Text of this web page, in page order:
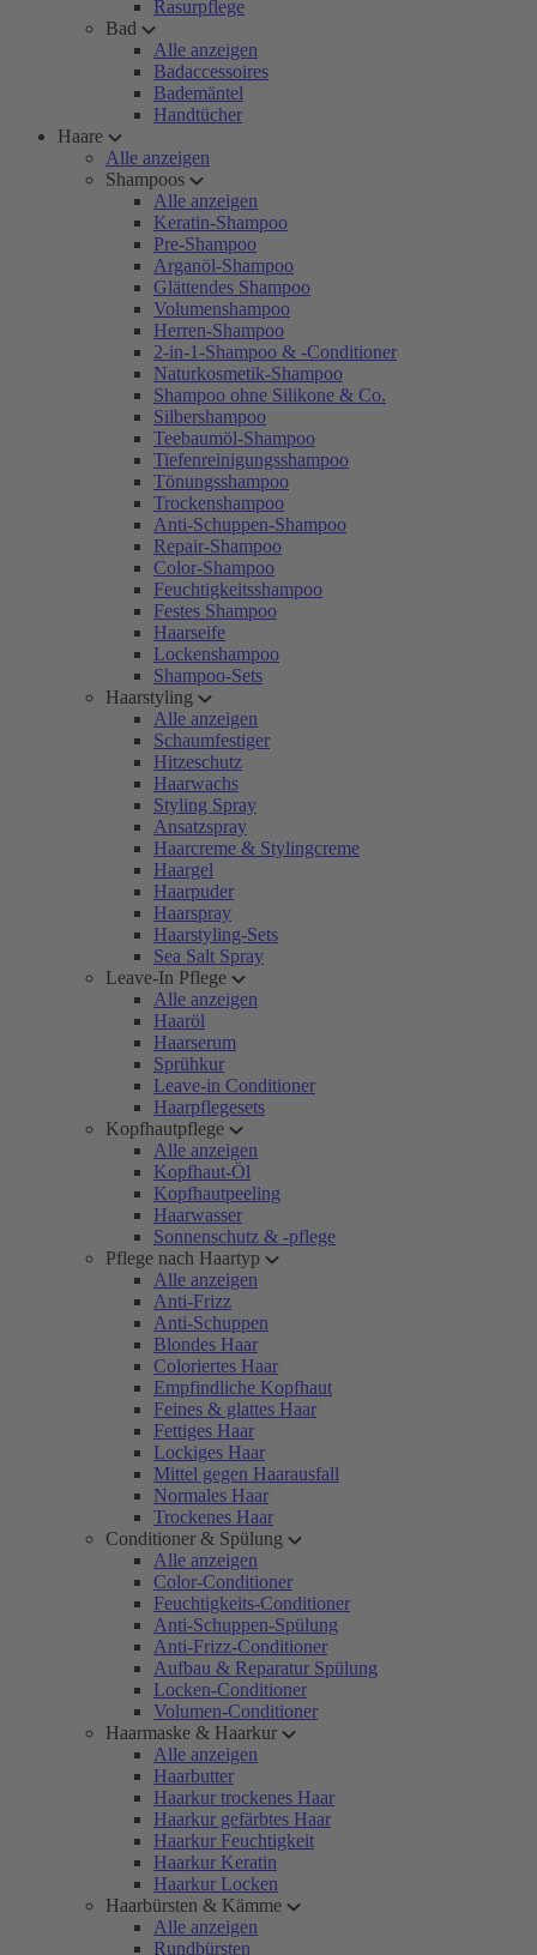
Rasurpflege
Bad
Alle anzeigen
Badaccessoires
Bademäntel
Handtücher
Haare
Alle anzeigen
Shampoos
Alle anzeigen
Keratin-Shampoo
Pre-Shampoo
Arganöl-Shampoo
Glättendes Shampoo
Volumenshampoo
Herren-Shampoo
2-in-1-Shampoo & -Conditioner
Naturkosmetik-Shampoo
Shampoo ohne Silikone & Co.
Silbershampoo
Teebaumöl-Shampoo
Tiefenreinigungsshampoo
Tönungsshampoo
Trockenshampoo
Anti-Schuppen-Shampoo
Repair-Shampoo
Color-Shampoo
Feuchtigkeitsshampoo
Festes Shampoo
Haarseife
Lockenshampoo
Shampoo-Sets
Haarstyling
Alle anzeigen
Schaumfestiger
Hitzeschutz
Haarwachs
Styling Spray
Ansatzspray
Haarcreme & Stylingcreme
Haargel
Haarpuder
Haarspray
Haarstyling-Sets
Sea Salt Spray
Leave-In Pflege
Alle anzeigen
Haaröl
Haarserum
Sprühkur
Leave-in Conditioner
Haarpflegesets
Kopfhautpflege
Alle anzeigen
Kopfhaut-Öl
Kopfhautpeeling
Haarwasser
Sonnenschutz & -pflege
Pflege nach Haartyp
Alle anzeigen
Anti-Frizz
Anti-Schuppen
Blondes Haar
Coloriertes Haar
Empfindliche Kopfhaut
Feines & glattes Haar
Fettiges Haar
Lockiges Haar
Mittel gegen Haarausfall
Normales Haar
Trockenes Haar
Conditioner & Spülung
Alle anzeigen
Color-Conditioner
Feuchtigkeits-Conditioner
Anti-Schuppen-Spülung
Anti-Frizz-Conditioner
Aufbau & Reparatur Spülung
Locken-Conditioner
Volumen-Conditioner
Haarmaske & Haarkur
Alle anzeigen
Haarbutter
Haarkur trockenes Haar
Haarkur gefärbtes Haar
Haarkur Feuchtigkeit
Haarkur Keratin
Haarkur Locken
Haarbürsten & Kämme
Alle anzeigen
Rundbürsten